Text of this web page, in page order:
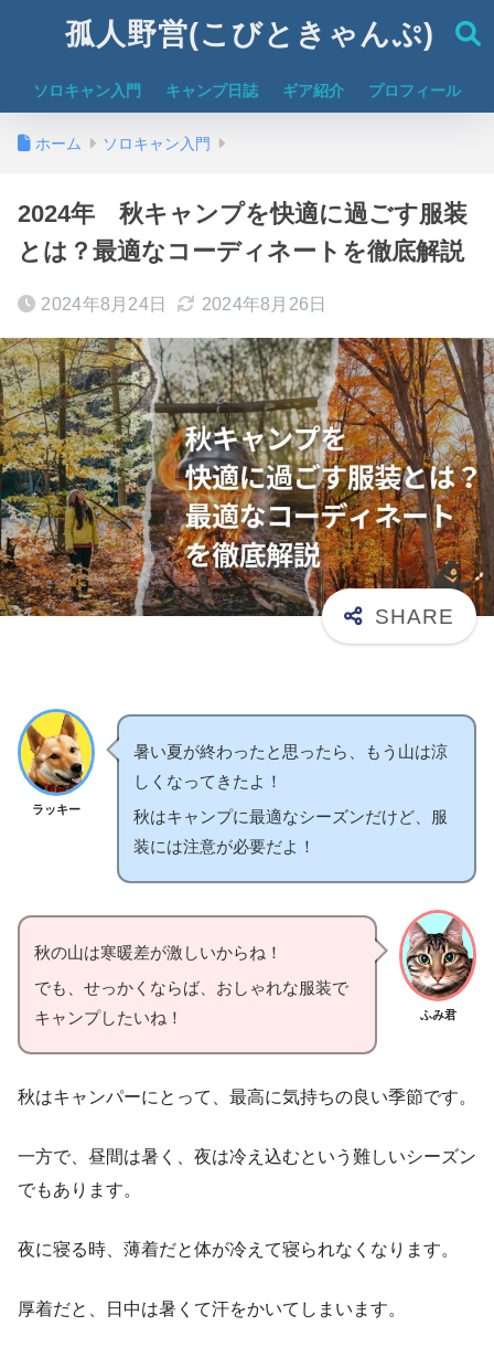
孤人野営(こびときゃんぷ)
ソロキャン入門 キャンプ日誌 ギア紹介 プロフィール
ホーム ソロキャン入門
2024年 秋キャンプを快適に過ごす服装
とは？最適なコーディネートを徹底解説
2024年8月24日 2024年8月26日
ラッキー
暑い夏が終わったと思ったら、もう山は涼
しくなってきたよ！
秋はキャンプに最適なシーズンだけど、服
装には注意が必要だよ！
ふみ君
秋の山は寒暖差が激しいからね！
でも、せっかくならば、おしゃれな服装で
キャンプしたいね！
秋はキャンパーにとって、最高に気持ちの良い季節です。
一方で、昼間は暑く、夜は冷え込むという難しいシーズン
でもあります。
夜に寝る時、薄着だと体が冷えて寝られなくなります。
厚着だと、日中は暑くて汗をかいてしまいます。